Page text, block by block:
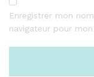
Enregistrer mon
navigateur pour